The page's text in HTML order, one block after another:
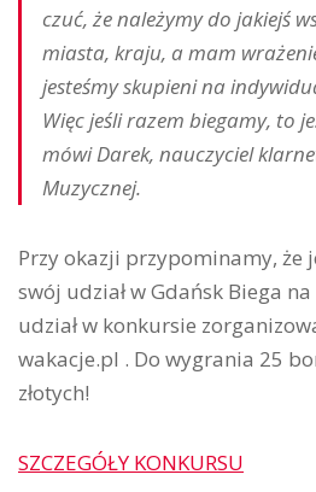
czuć, że należymy do jakiejś
miasta, kraju, a mam
jesteśmy skupieni na
Więc jeśli razem biegamy, to
mówi Darek, nauczyciel
Muzycznej.
Przy okazji przypominamy, że
swój udział w Gdańsk Biega
udział w konkursie
wakacje.pl . Do wygrania 25
złotych!
SZCZEGÓŁY KONKURSU